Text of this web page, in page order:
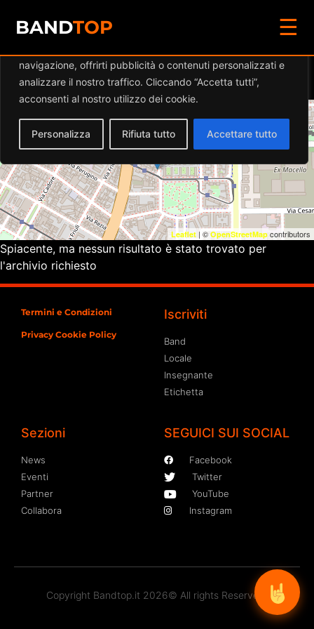
Diamo valore alla tua privacy
navigazione, offrirti pubblicità o contenuti personalizzati e
analizzare il nostro traffico. Cliccando “Accetta tutti”,
acconsenti al nostro utilizzo dei cookie.
Personalizza Rifiuta tutto Accettare tutto
BANDTOP
☰
Eventi aBACHELITE CLAB
+
Leaflet | ©OpenStreetMap contributors
Spiacente, ma nessun risultato è stato trovato per
l'archivio richiesto
Termini e Condizioni
Privacy Cookie Policy
Iscriviti
Band
Locale
Insegnante
Etichetta
Sezioni
News
Eventi
Partner
Collabora
SEGUICI SUI SOCIAL
Facebook
Twitter
YouTube
Instagram
Copyright Bandtop.it 2026© All rights Reserved.